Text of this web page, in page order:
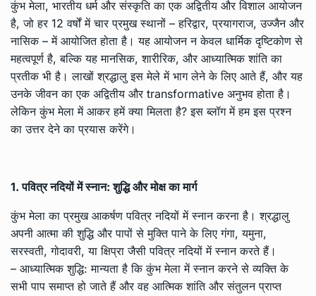
कुंभ मेला, भारतीय धर्म और संस्कृति का एक अद्वितीय और विशाल आयोजन
है, जो हर 12 वर्षों में चार प्रमुख स्थानों – हरिद्वार, प्रयागराज, उज्जैन और
नासिक – में आयोजित होता है। यह आयोजन न केवल धार्मिक दृष्टिकोण से
महत्वपूर्ण है, बल्कि यह मानसिक, शारीरिक, और आध्यात्मिक शांति का
प्रतीक भी है। लाखों श्रद्धालु इस मेले में भाग लेने के लिए आते हैं, और यह
उनके जीवन का एक अद्वितीय और transformative अनुभव होता है।
लेकिन कुंभ मेला में आकर हमें क्या मिलता है? इस ब्लॉग में हम इस प्रश्न
का उत्तर देने का प्रयास करेंगे।
1. पवित्र नदियों में स्नान: शुद्धि और मोक्ष का मार्ग
कुंभ मेला का प्रमुख आकर्षण पवित्र नदियों में स्नान करना है। श्रद्धालु
अपनी आत्मा की शुद्धि और पापों से मुक्ति पाने के लिए गंगा, यमुना,
सरस्वती, गोदावरी, या क्षिप्रा जैसी पवित्र नदियों में स्नान करते हैं।
– आध्यात्मिक शुद्धि: मान्यता है कि कुंभ मेला में स्नान करने से व्यक्ति के
सभी पाप समाप्त हो जाते हैं और वह आत्मिक शांति और संतुलन प्राप्त